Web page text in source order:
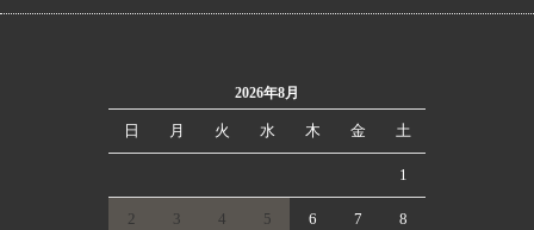
2026年8月
日 月 火 水 木 金 土
1
2 3 4 5 6 7 8